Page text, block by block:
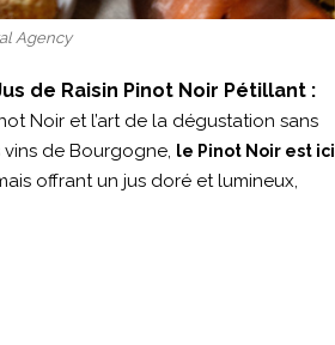
Agency
de Raisin Pinot Noir Pétillant :
Noir et l’art de la dégustation sans
de Bourgogne, le Pinot Noir est ici
offrant un jus doré et lumineux,